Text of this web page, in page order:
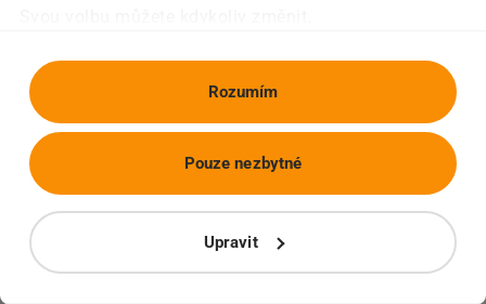
Rozumím
Upravit
Pouze nezbytné